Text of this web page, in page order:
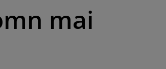
mai